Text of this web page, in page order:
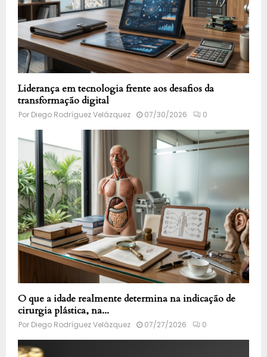
Liderança em tecnologia frente aos desafios da
transformação digital
Por Diego Rodríguez Velázquez 07/30/2026 0
O que a idade realmente determina na indicação de
cirurgia plástica, na...
Por Diego Rodríguez Velázquez 07/27/2026 0